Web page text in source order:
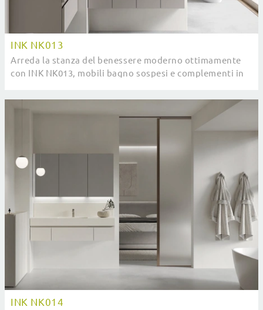
INK NK013
Arreda la stanza del benessere moderno ottimamente
con INK NK013, mobili bagno sospesi e complementi in
INK NK014